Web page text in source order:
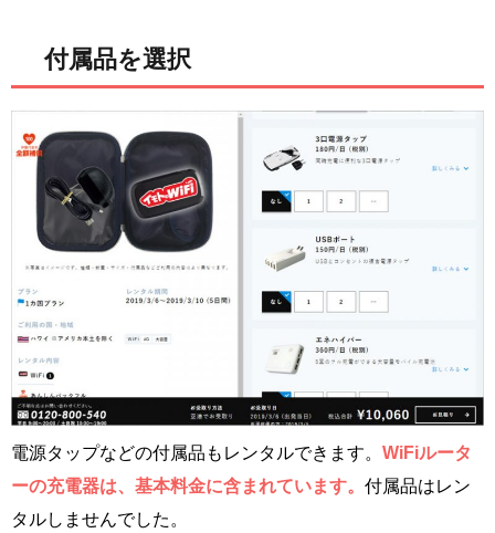
付属品を選択
電源タップなどの付属品もレンタルできます。 WiFiルータ
ーの充電器は、基本料金に含まれています。 付属品はレン
タルしませんでした。